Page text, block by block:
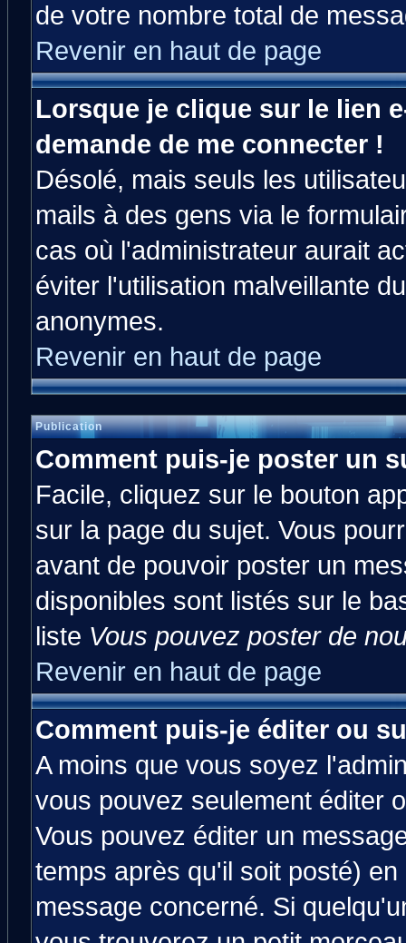
de votre nombre total de
Revenir en haut de page
Lorsque je clique sur le lien
demande de me connecter !
Désolé, mais seuls les
mails à des gens via le
cas où l'administrateur aurait
éviter l'utilisation malveillante
anonymes.
Revenir en haut de page
Publication
Comment puis-je poster un
Facile, cliquez sur le bouton
sur la page du sujet. Vous
avant de pouvoir poster un
disponibles sont listés sur le
liste Vous pouvez poster de
Revenir en haut de page
Comment puis-je éditer ou
A moins que vous soyez
vous pouvez seulement éditer
Vous pouvez éditer un
temps après qu'il soit posté)
message concerné. Si